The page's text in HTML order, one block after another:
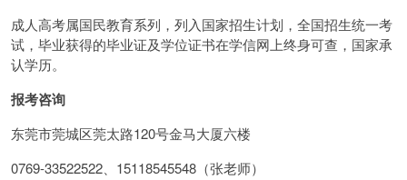
成人高考属国民教育系列，列入国家招生计划，全国招生统一考
试，毕业获得的毕业证及学位证书在学信网上终身可查，国家承
认学历。
报考咨询
东莞市莞城区莞太路120号金马大厦六楼
0769-33522522、15118545548（张老师）